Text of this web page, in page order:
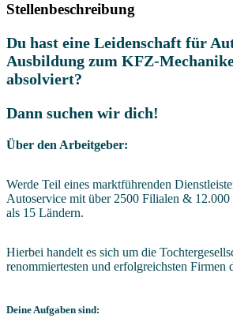
Stellenbeschreibung
Du hast eine Leidenschaft für
Ausbildung zum KFZ-
absolviert?
Dann suchen wir dich!
Über den Arbeitgeber:
Werde Teil eines marktführenden
Autoservice mit über 2500 Filialen &
als 15 Ländern.
Hierbei handelt es sich um die
renommiertesten und erfolgreichsten Firmen
Deine Aufgaben sind: